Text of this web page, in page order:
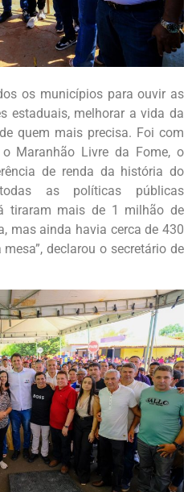
os municípios para ouvir as
estaduais, melhorar a vida da
quem mais precisa. Foi com
Maranhão Livre da Fome, o
de renda da história do
as políticas públicas
tiraram mais de 1 milhão de
mas ainda havia cerca de 430
declarou o secretário de